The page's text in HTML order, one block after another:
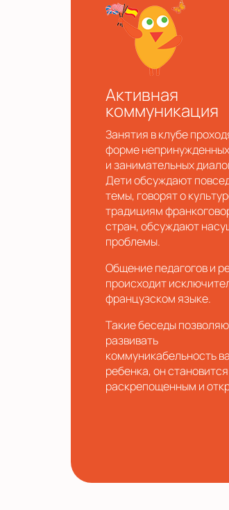
Активная
коммуникация
Занятия в клубе
форме
и занимательных
Дети обсуждают
темы, говорят о
традициям
стран, обсуждают
проблемы.
Общение педагогов и
происходит
французском языке.
Такие беседы
развивать
коммуникабельность
ребенка, он
раскрепощенным и